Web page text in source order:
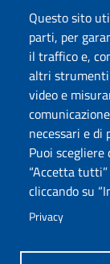
Questo sito
parti, per
il traffico e,
altri
video e
necessari e di
Puoi scegliere
“Accetta
cliccando su
Privacy
DADU –
Università degli
Palazzo del Pou
aaadip@uniss.it
Accessibilità
Dichiarazione di
Cookie settings
Mappa del sito
Protocollo
Seguici su